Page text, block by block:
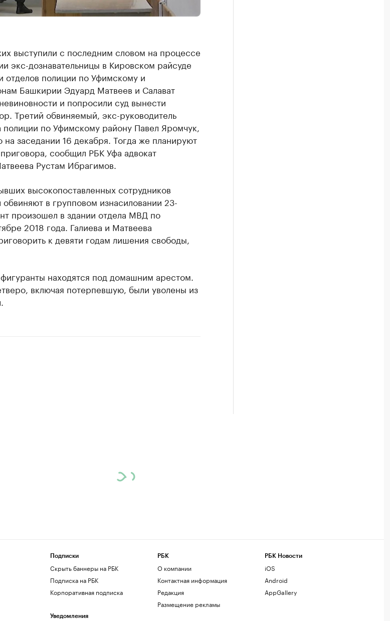
выступили с последним словом на процессе
экс-дознавательницы в Кировском райсуде
отделов полиции по Уфимскому и
Башкирии Эдуард Матвеев и Салават
и попросили суд вынести
Третий обвиняемый, экс-руководитель
полиции по Уфимскому району Павел Яромчук,
заседании 16 декабря. Тогда же планируют
сообщил РБК Уфа адвокат
Рустам Ибрагимов.
высокопоставленных сотрудников
в групповом изнасиловании 23-
произошел в здании отдела МВД по
2018 года. Галиева и Матвеева
к девяти годам лишения свободы,
находятся под домашним арестом.
включая потерпевшую, были уволены из
Подписки
Скрыть баннеры на РБК
Подписка на РБК
Корпоративная подписка
Уведомления
РБК
О компании
Контактная информация
Редакция
Размещение рекламы
РБК Новости
iOS
Android
AppGallery